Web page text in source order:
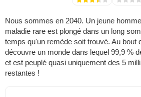
Nous sommes en 2040. Un jeune
maladie rare est plongé dans un long
temps qu'un remède soit trouvé. Au bout
découvre un monde dans lequel 99,9 %
et est peuplé quasi uniquement des 5
restantes !